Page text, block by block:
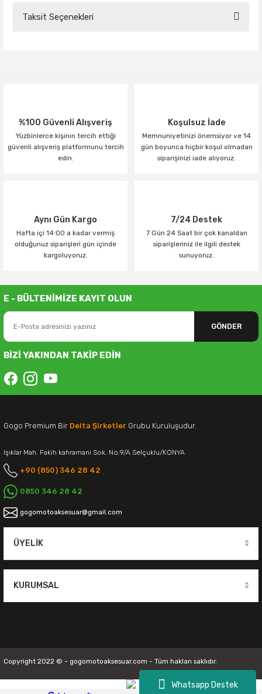
Whatsapp Destek
Taksit Seçenekleri
%100 Güvenli Alışveriş
Yüzbinlerce kişinin tercih ettiği
güvenli alışveriş platformunu tercih
edin.
Koşulsuz İade
Memnuniyetinizi önemsiyor ve 14
gün boyunca hiçbir koşul olmadan
siparişinizi iade alıyoruz.
Aynı Gün Kargo
Hafta içi 14:00 a kadar vermiş
olduğunuz siparişleri gün içinde
kargoluyoruz.
7/24 Destek
7 Gün 24 Saat bir çok kanaldan
siparişleriniz ile ilgili destek
sunuyoruz.
E - BÜLTENİMİZE KAYIT OLUN
GÖNDER
BİZİ YAKINDAN TAKİP EDİN
Gogo Premium Bir Delta Şirketler Grubu Kuruluşudur.
Işıklar Mah. Fakih kahramani Sok. No:9/A Selçuklu/KONYA
+90 (850) 346 28 42
0850 346 28 42
gogomotoaksesuar@gmail.com
ÜYELIK
KURUMSAL
Copyright 2022 © - gogomotoaksesuar.com - Tüm hakları saklıdır.